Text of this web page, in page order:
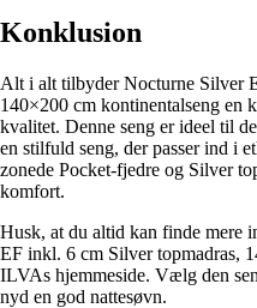
Konklusion
Alt i alt tilbyder Nocturne Silver
140×200 cm kontinentalseng en
kvalitet. Denne seng er ideel til
en stilfuld seng, der passer ind i
zonede Pocket-fjedre og Silver
komfort.
Husk, at du altid kan finde mere
EF inkl. 6 cm Silver topmadras,
ILVAs hjemmeside. Vælg den
nyd en god nattesøvn.